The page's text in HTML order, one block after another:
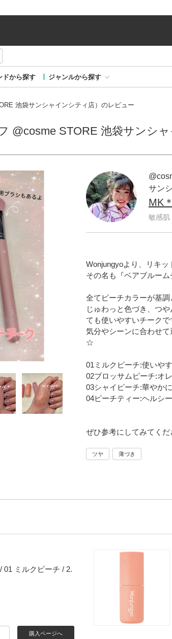
ドから探す ジャンルから探す
池袋サンシャインシティ店）のレビュー
@cosme STORE 池袋サンシ
サン
MK＊
敏感肌
Wonjungyoより、リキッ
その名も『ベアブルーム
全てピーチカラーが基
じゅわっと色づき、つ
ても使いやすいチークで
気分やシーンに合わせ
☆
01ミルクピーチ:使いや
02ブロッサムピーチ:オ
03シャイピーチ:華やか
04ピーチティー:ヘルシ
ぜひ参考にしてみてくだ
ツヤ 薄づき
01 ミルクピーチ / 2.
購入ページへ